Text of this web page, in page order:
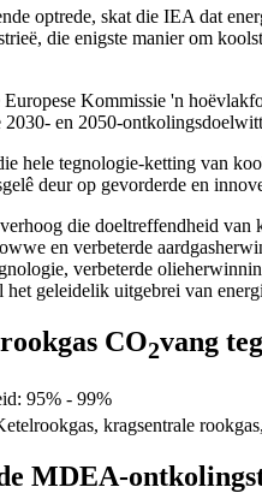
optrede, skat die IEA dat
die enigste manier om
Kommissie 'n
2030- en 2050-
hele tegnologie-ketting van
deur op gevorderde en
die doeltreffendheid
en verbeterde
verbeterde
het geleidelik uitgebrei van
CO2vang
95% - 99%
kragsentrale
MDEA-